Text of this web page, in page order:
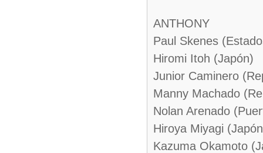
ANTHONY
Paul Skenes
Hiromi Itoh (Japón)
Junior Caminero
Manny Machado
Nolan Arenado
Hiroya Miyagi
Kazuma Okamoto